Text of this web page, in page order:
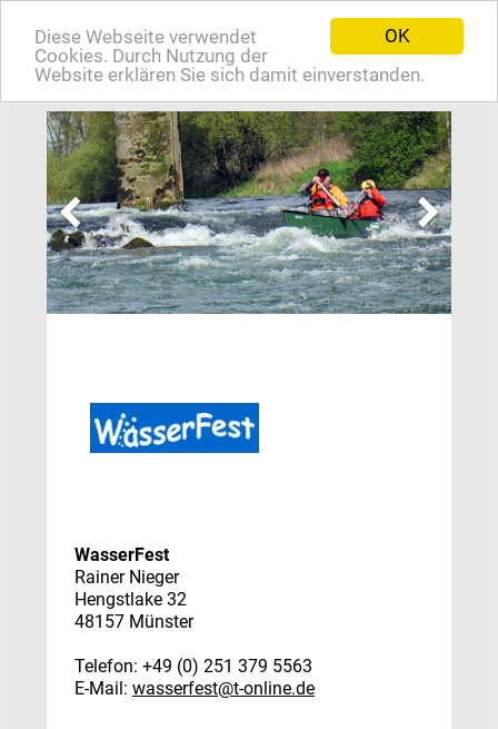
OK
Diese Webseite verwendet
Cookies. Durch Nutzung der
Website erklären Sie sich damit einverstanden.
WasserFest
Rainer Nieger
Hengstlake 32
48157 Münster
Telefon: +49 (0) 251 379 5563
E-Mail: wasserfest@t-online.de